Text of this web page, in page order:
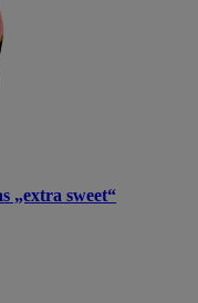
„extra sweet“